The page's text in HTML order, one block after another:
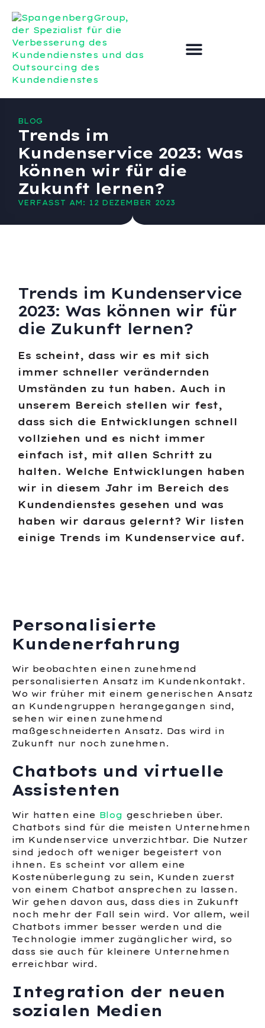
BLOG
Trends im
Kundenservice 2023: Was
können wir für die
Zukunft lernen?
VERFASST AM: 12 DEZEMBER 2023
Trends im Kundenservice
2023: Was können wir für
die Zukunft lernen?
Es scheint, dass wir es mit sich
immer schneller verändernden
Umständen zu tun haben. Auch in
unserem Bereich stellen wir fest,
dass sich die Entwicklungen schnell
vollziehen und es nicht immer
einfach ist, mit allen Schritt zu
halten. Welche Entwicklungen haben
wir in diesem Jahr im Bereich des
Kundendienstes gesehen und was
haben wir daraus gelernt? Wir listen
einige Trends im Kundenservice auf.
Personalisierte
Kundenerfahrung
Wir beobachten einen zunehmend
personalisierten Ansatz im Kundenkontakt.
Wo wir früher mit einem generischen Ansatz
an Kundengruppen herangegangen sind,
sehen wir einen zunehmend
maßgeschneiderten Ansatz. Das wird in
Zukunft nur noch zunehmen.
Chatbots und virtuelle
Assistenten
Wir hatten eine Blog geschrieben über.
Chatbots sind für die meisten Unternehmen
im Kundenservice unverzichtbar. Die Nutzer
sind jedoch oft weniger begeistert von
ihnen. Es scheint vor allem eine
Kostenüberlegung zu sein, Kunden zuerst
von einem Chatbot ansprechen zu lassen.
Wir gehen davon aus, dass dies in Zukunft
noch mehr der Fall sein wird. Vor allem, weil
Chatbots immer besser werden und die
Technologie immer zugänglicher wird, so
dass sie auch für kleinere Unternehmen
erreichbar wird.
Integration der neuen
sozialen Medien